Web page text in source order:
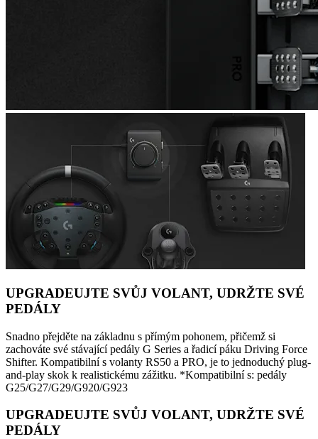
UPGRADEUJTE SVŮJ VOLANT, UDRŽTE SVÉ
PEDÁLY
Snadno přejděte na základnu s přímým pohonem, přičemž si
zachováte své stávající pedály G Series a řadicí páku Driving Force
Shifter. Kompatibilní s volanty RS50 a PRO, je to jednoduchý plug-
and-play skok k realistickému zážitku. *Kompatibilní s: pedály
G25/G27/G29/G920/G923
UPGRADEUJTE SVŮJ VOLANT, UDRŽTE SVÉ
PEDÁLY